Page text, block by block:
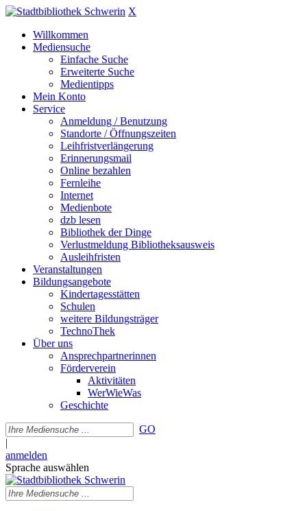
X
Willkommen
Mediensuche
Einfache Suche
Erweiterte Suche
Medientipps
Mein Konto
Service
Anmeldung / Benutzung
Standorte / Öffnungszeiten
Leihfristverlängerung
Erinnerungsmail
Online bezahlen
Fernleihe
Internet
Medienbote
dzb lesen
Bibliothek der Dinge
Verlustmeldung Bibliotheksausweis
Ausleihfristen
Veranstaltungen
Bildungsangebote
Kindertagesstätten
Schulen
weitere Bildungsträger
TechnoThek
Über uns
Ansprechpartnerinnen
Förderverein
Aktivitäten
WerWieWas
Geschichte
GO
|
anmelden
Sprache auswählen